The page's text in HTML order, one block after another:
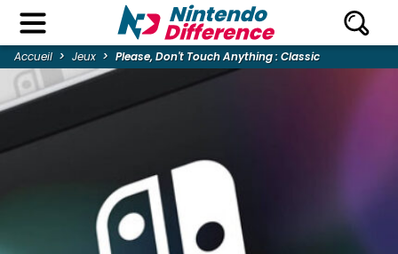
Accueil Jeux Please, Don't Touch Anything : Classic